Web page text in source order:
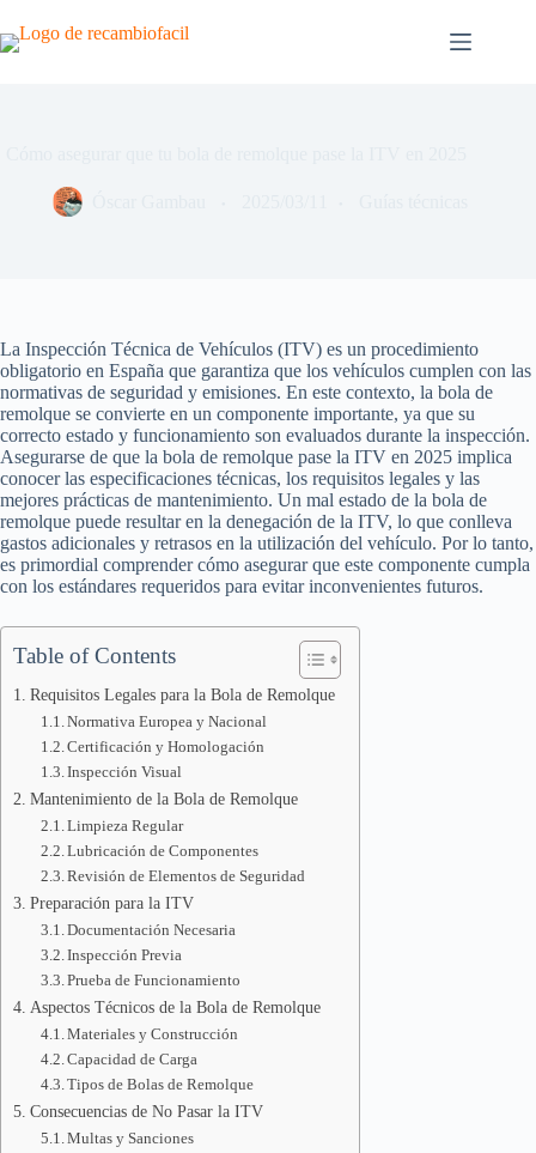
al
contenido
La Inspección Técnica de Vehículos (ITV) es un procedimiento
obligatorio en España que garantiza que los vehículos cumplen con las
normativas de seguridad y emisiones. En este contexto, la bola de
remolque se convierte en un componente importante, ya que su
correcto estado y funcionamiento son evaluados durante la inspección.
Asegurarse de que la bola de remolque pase la ITV en 2025 implica
conocer las especificaciones técnicas, los requisitos legales y las
mejores prácticas de mantenimiento. Un mal estado de la bola de
remolque puede resultar en la denegación de la ITV, lo que conlleva
gastos adicionales y retrasos en la utilización del vehículo. Por lo tanto,
es primordial comprender cómo asegurar que este componente cumpla
con los estándares requeridos para evitar inconvenientes futuros.
Table of Contents
Requisitos Legales para la Bola de Remolque
Normativa Europea y Nacional
Certificación y Homologación
Inspección Visual
Mantenimiento de la Bola de Remolque
Limpieza Regular
Lubricación de Componentes
Revisión de Elementos de Seguridad
Preparación para la ITV
Documentación Necesaria
Inspección Previa
Prueba de Funcionamiento
Aspectos Técnicos de la Bola de Remolque
Materiales y Construcción
Capacidad de Carga
Tipos de Bolas de Remolque
Consecuencias de No Pasar la ITV
Multas y Sanciones